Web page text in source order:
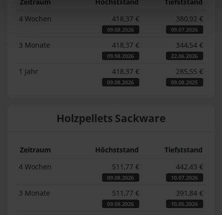
4 Wochen
418,37 €
09.08.2026
380,92 €
09.07.2026
3 Monate 418,37 €
09.08.2026
344,54 €
22.06.2026
1 Jahr 418,37 €
09.08.2026
285,55 €
09.08.2025
Holzpellets Sackware
Zeitraum Höchststand
Tiefststand
4 Wochen
511,77 €
09.08.2026
442,43 €
10.07.2026
3 Monate 511,77 €
09.08.2026
391,84 €
10.05.2026